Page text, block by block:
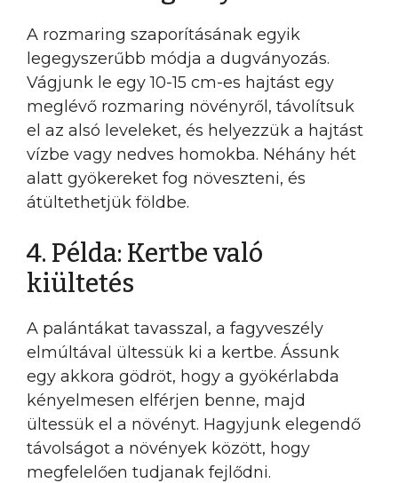
A rozmaring szaporításának egyik
legegyszerűbb módja a dugványozás.
Vágjunk le egy 10-15 cm-es hajtást egy
meglévő rozmaring növényről, távolítsuk
el az alsó leveleket, és helyezzük a hajtást
vízbe vagy nedves homokba. Néhány hét
alatt gyökereket fog növeszteni, és
átültethetjük földbe.
4. Példa: Kertbe való
kiültetés
A palántákat tavasszal, a fagyveszély
elmúltával ültessük ki a kertbe. Ássunk
egy akkora gödröt, hogy a gyökérlabda
kényelmesen elférjen benne, majd
ültessük el a növényt. Hagyjunk elegendő
távolságot a növények között, hogy
megfelelően tudjanak fejlődni.